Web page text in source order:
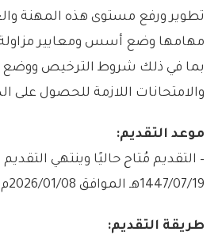
تطوير ورفع مستوى هذه المهنة
مهامها وضع أسس ومعايير مزاولة
بما في ذلك شروط الترخيص ووضع
والامتحانات اللازمة للحصول على
موعد التقديم:
– التقديم مُتاح حاليًا وينتهي
1447/07/19هـ الموافق 2026/01/08م.
طريقة التقديم: